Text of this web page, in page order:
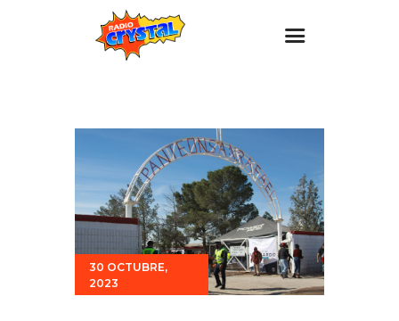
Eventos
Promociones
Noticias
Para ti
Contacto
30 OCTUBRE,
2023